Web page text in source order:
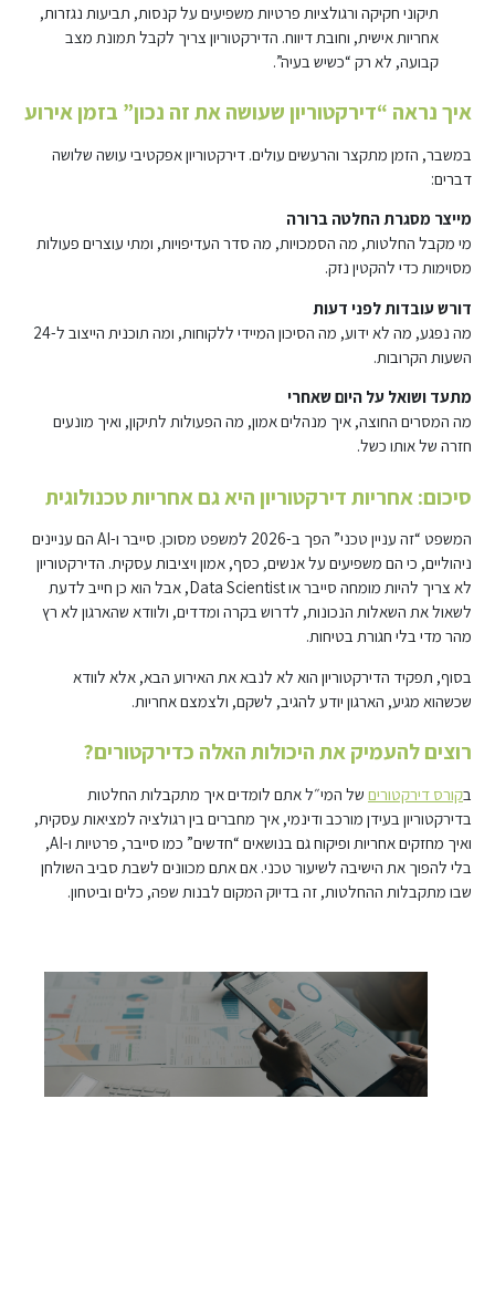
תיקוני חקיקה ורגולציות פרטיות משפיעים על קנסות, תביעות נגזרות,
אחריות אישית, וחובת דיווח. הדירקטוריון צריך לקבל תמונת מצב
קבועה, לא רק “כשיש בעיה”.
איך נראה “דירקטוריון שעושה את זה נכון” בזמן אירוע
במשבר, הזמן מתקצר והרעשים עולים. דירקטוריון אפקטיבי עושה שלושה
דברים:
מייצר מסגרת החלטה ברורה
מי מקבל החלטות, מה הסמכויות, מה סדר העדיפויות, ומתי עוצרים פעולות
מסוימות כדי להקטין נזק.
דורש עובדות לפני דעות
מה נפגע, מה לא ידוע, מה הסיכון המיידי ללקוחות, ומה תוכנית הייצוב ל-24
השעות הקרובות.
מתעד ושואל על היום שאחרי
מה המסרים החוצה, איך מנהלים אמון, מה הפעולות לתיקון, ואיך מונעים
חזרה של אותו כשל.
סיכום: אחריות דירקטוריון היא גם אחריות טכנולוגית
המשפט “זה עניין טכני” הפך ב-2026 למשפט מסוכן. סייבר ו-AI הם עניינים
ניהוליים, כי הם משפיעים על אנשים, כסף, אמון ויציבות עסקית. הדירקטוריון
לא צריך להיות מומחה סייבר או Data Scientist, אבל הוא כן חייב לדעת
לשאול את השאלות הנכונות, לדרוש בקרה ומדדים, ולוודא שהארגון לא רץ
מהר מדי בלי חגורת בטיחות.
בסוף, תפקיד הדירקטוריון הוא לא לנבא את האירוע הבא, אלא לוודא
שכשהוא מגיע, הארגון יודע להגיב, לשקם, ולצמצם אחריות.
רוצים להעמיק את היכולות האלה כדירקטורים?
בקורס דירקטורים של המי״ל אתם לומדים איך מתקבלות החלטות
בדירקטוריון בעידן מורכב ודינמי, איך מחברים בין רגולציה למציאות עסקית,
ואיך מחזקים אחריות ופיקוח גם בנושאים “חדשים” כמו סייבר, פרטיות ו-AI,
בלי להפוך את הישיבה לשיעור טכני. אם אתם מכוונים לשבת סביב השולחן
שבו מתקבלות ההחלטות, זה בדיוק המקום לבנות שפה, כלים וביטחון.